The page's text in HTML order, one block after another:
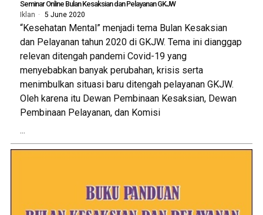
Seminar Online Bulan Kesaksian dan Pelayanan GKJW
Iklan 5 June 2020
“Kesehatan Mental” menjadi tema Bulan Kesaksian
dan Pelayanan tahun 2020 di GKJW. Tema ini dianggap
relevan ditengah pandemi Covid-19 yang
menyebabkan banyak perubahan, krisis serta
menimbulkan situasi baru ditengah pelayanan GKJW.
Oleh karena itu Dewan Pembinaan Kesaksian, Dewan
Pembinaan Pelayanan, dan Komisi
...